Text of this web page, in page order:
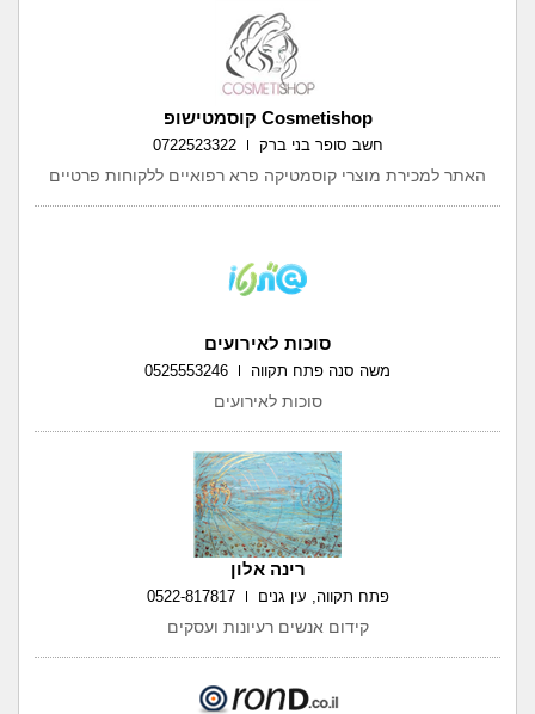
Cosmetishop קוסמטישופ
חשב סופר בני ברק 0722523322
האתר למכירת מוצרי קוסמטיקה פרא רפואיים ללקוחות פרטיים
סוכות לאירועים
משה סנה פתח תקווה 0525553246
סוכות לאירועים
רינה אלון
פתח תקווה, עין גנים 0522-817817
קידום אנשים רעיונות ועסקים